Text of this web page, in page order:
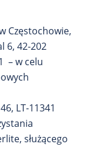
Częstochowie,
6, 42-202
– w celu
LT-11341
służącego